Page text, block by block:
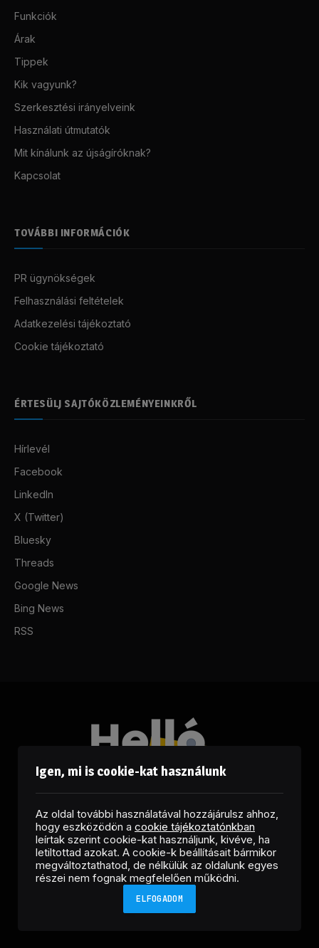
Funkciók
Árak
Tippek
Kik vagyunk?
Szerkesztési irányelveink
Használati útmutatók
Mit kínálunk az újságíróknak?
Kapcsolat
TOVÁBBI INFORMÁCIÓK
PR ügynökségek
Felhasználási feltételek
Adatkezelési tájékoztató
Cookie tájékoztató
ÉRTESÜLJ SAJTÓKÖZLEMÉNYEINKRŐL
Hírlevél
Facebook
LinkedIn
X (Twitter)
Bluesky
Threads
Google News
Bing News
RSS
FacebookLinkedInX
(Twitter)
RSS
Igen, mi is cookie-kat használunk
Az oldal további használatával hozzájárulsz ahhoz,
hogy eszközödön a cookie tájékoztatónkban
leírtak szerint cookie-kat használjunk, kivéve, ha
letiltottad azokat. A cookie-k beállításait bármikor
megváltoztathatod, de nélkülük az oldalunk egyes
részei nem fognak megfelelően működni.
ELFOGADOM